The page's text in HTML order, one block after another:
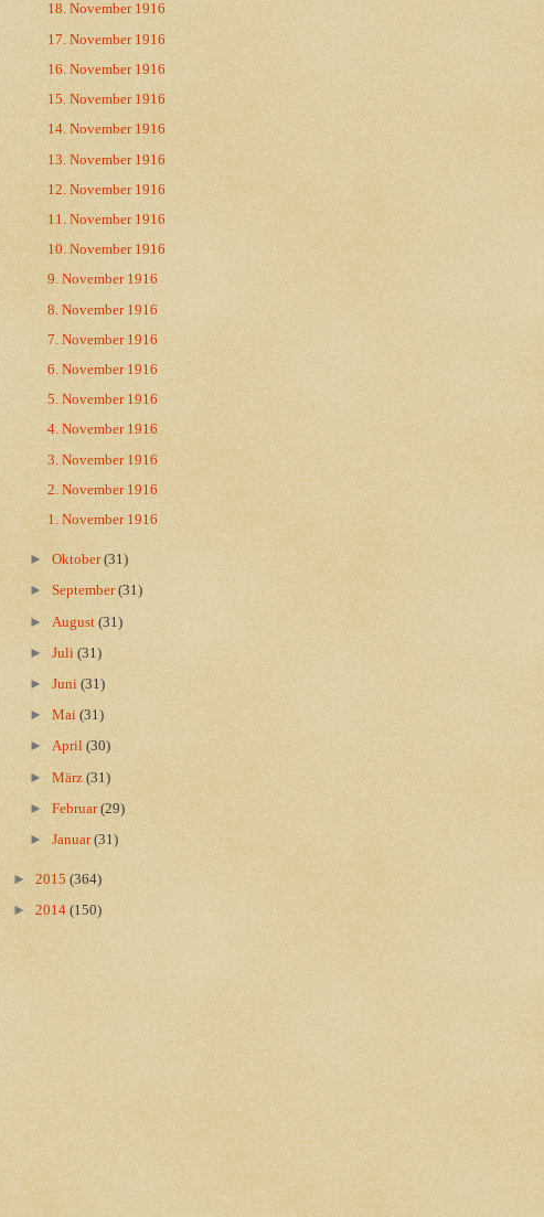
18. November 1916
17. November 1916
16. November 1916
15. November 1916
14. November 1916
13. November 1916
12. November 1916
11. November 1916
10. November 1916
9. November 1916
8. November 1916
7. November 1916
6. November 1916
5. November 1916
4. November 1916
3. November 1916
2. November 1916
1. November 1916
►Oktober(31)
►September(31)
► August(31)
►Juli(31)
►Juni(31)
►Mai(31)
►April(30)
►März(31)
►Februar(29)
►Januar(31)
► 2015 (364)
► 2014 (150)